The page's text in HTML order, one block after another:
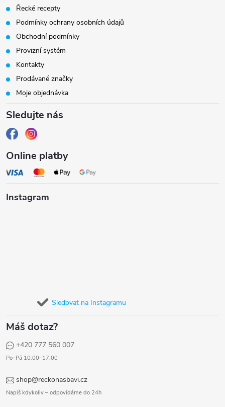
p
a
t
Řecké recepty
Podmínky ochrany osobních údajů
Obchodní podmínky
Provizní systém
Kontakty
Prodávané značky
Moje objednávka
Sledujte nás
Online platby
Instagram
Sledovat na Instagramu
Máš dotaz?
+420 777 560 007
Po–Pá 10:00–17:00
shop@reckonasbavi.cz
Napiš kdykoliv – odpovídáme do 24h